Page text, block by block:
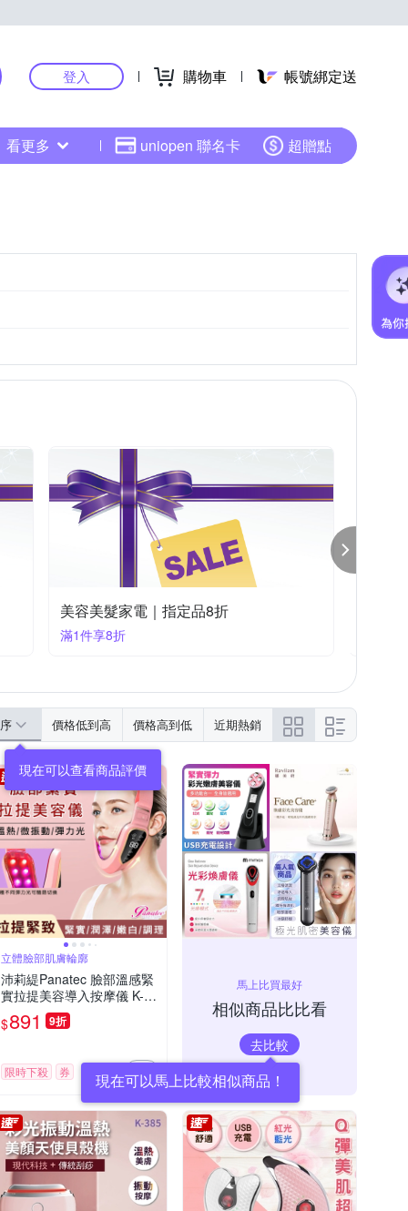
登入 購物車 帳號綁定送
看更多 uniopen 聯名卡 超贈點
滿1件享88折
價格低到高 價格高到低 近期熱銷
立體臉部肌膚輪廓
沛莉緹Panatec 臉部溫感緊
實拉提美容導入按摩儀 K-55
$891 9折
限時下殺 券
馬上比買最好
相似商品比比看
去比較
現在可以馬上比較相似商品！